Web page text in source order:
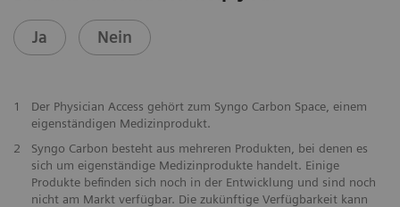
Ja Nein
1
Der Physician Access gehört zum Syngo Carbon Space, einem
eigenständigen Medizinprodukt.
2
Syngo Carbon besteht aus mehreren Produkten, bei denen es
sich um eigenständige Medizinprodukte handelt. Einige
Produkte befinden sich noch in der Entwicklung und sind noch
nicht am Markt verfügbar. Die zukünftige Verfügbarkeit kann